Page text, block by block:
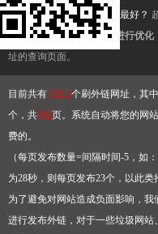
3、如何使用超级外链效果最好？
有频繁使用超级外链工具进行优化
址的查询页面。
目前共有13212个刷外链网址，其
个，共332页。系统自动将您的网
费的。
（每页发布数量=间隔时间-5，如
为28秒，则每页发布23个，以此
为了避免对网站造成负面影响，
进行发布外链，对于一些垃圾网